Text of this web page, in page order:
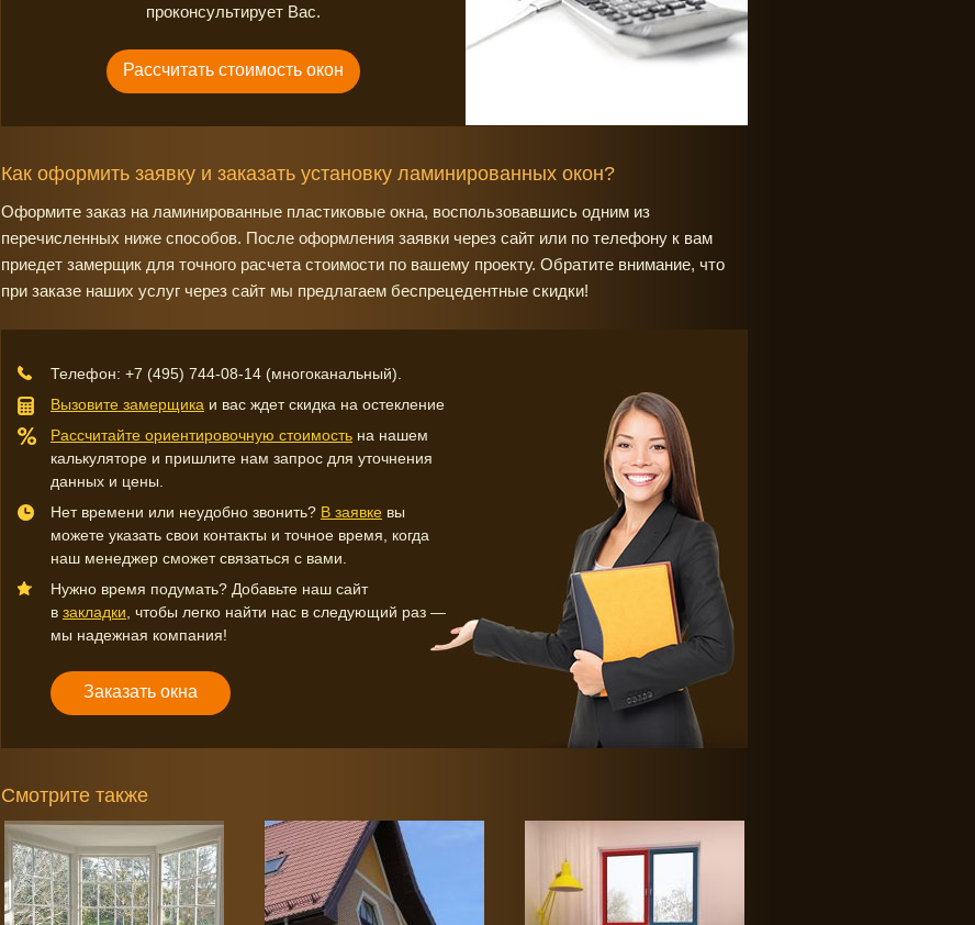
проконсультирует Вас.
Рассчитать стоимость окон
Как оформить заявку и заказать установку ламинированных окон?
Оформите заказ на ламинированные пластиковые окна, воспользовавшись одним из
перечисленных ниже способов. После оформления заявки через сайт или по телефону к вам
приедет замерщик для точного расчета стоимости по вашему проекту. Обратите внимание, что
при заказе наших услуг через сайт мы предлагаем беспрецедентные скидки!
Телефон: +7 (495) 744-08-14 (многоканальный).
Вызовите замерщика и вас ждет скидка на остекление
Рассчитайте ориентировочную стоимость на нашем
калькуляторе и пришлите нам запрос для уточнения
данных и цены.
Нет времени или неудобно звонить? В заявке вы
можете указать свои контакты и точное время, когда
наш менеджер сможет связаться с вами.
Нужно время подумать? Добавьте наш сайт
в закладки , чтобы легко найти нас в следующий раз —
мы надежная компания!
Заказать окна
Смотрите также